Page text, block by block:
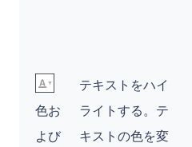
色お
よび
テキストをハイ
ライトする。テ
キストの色を変